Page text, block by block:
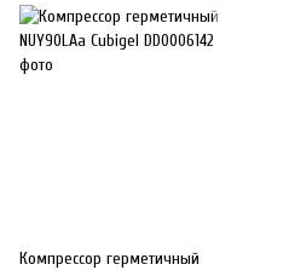
Компрессор герметичный